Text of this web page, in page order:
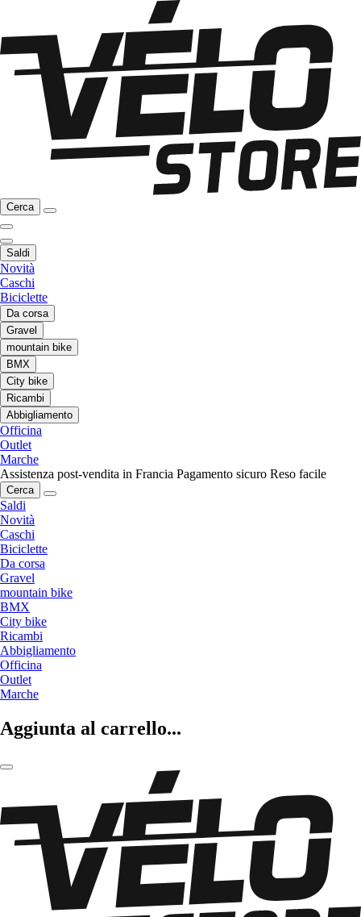
Cerca
Saldi
Novità
Caschi
Biciclette
Da corsa
Gravel
mountain bike
BMX
City bike
Ricambi
Abbigliamento
Officina
Outlet
Marche
Assistenza post-vendita in Francia Pagamento sicuro Reso facile
Cerca
Saldi
Novità
Caschi
Biciclette
Da corsa
Gravel
mountain bike
BMX
City bike
Ricambi
Abbigliamento
Officina
Outlet
Marche
Aggiunta al carrello...